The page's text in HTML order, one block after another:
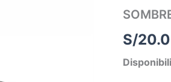
S/